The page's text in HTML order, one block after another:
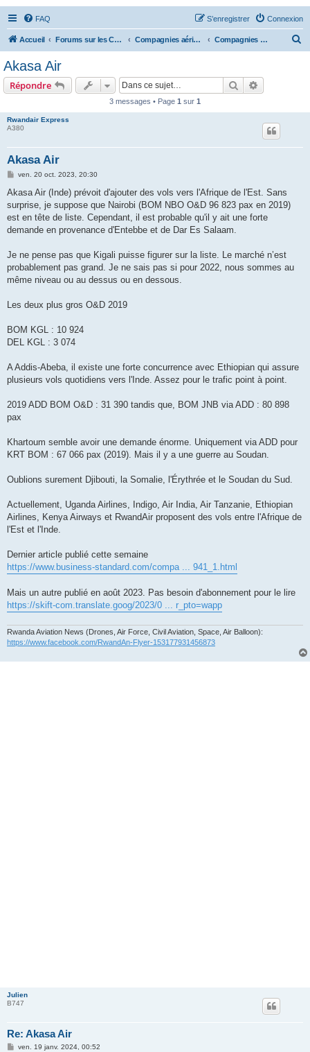
FAQ Connexion
S’enregistrer
Accueil Forums sur les Compagnies Aériennes Compagnies aériennes d'Asie et d'Océanie Compagnies aériennes indiennes
Akasa Air
Répondre Rechercher
3 messages • Page 1 sur 1
Rwandair Express
A380
Akasa Air
M
s
a
g
ven. 20 oct. 2023, 20:30
Akasa Air (Inde) prévoit d'ajouter des vols vers l'Afrique de l'Est. Sans
surprise, je suppose que Nairobi (BOM NBO O&D 96 823 pax en 2019)
est en tête de liste. Cependant, il est probable qu'il y ait une forte
demande en provenance d'Entebbe et de Dar Es Salaam.
Je ne pense pas que Kigali puisse figurer sur la liste. Le marché n’est
probablement pas grand. Je ne sais pas si pour 2022, nous sommes au
même niveau ou au dessus ou en dessous.
Les deux plus gros O&D 2019
BOM KGL : 10 924
DEL KGL : 3 074
A Addis-Abeba, il existe une forte concurrence avec Ethiopian qui assure
plusieurs vols quotidiens vers l'Inde. Assez pour le trafic point à point.
2019 ADD BOM O&D : 31 390 tandis que, BOM JNB via ADD : 80 898
pax
Khartoum semble avoir une demande énorme. Uniquement via ADD pour
KRT BOM : 67 066 pax (2019). Mais il y a une guerre au Soudan.
Oublions surement Djibouti, la Somalie, l'Érythrée et le Soudan du Sud.
Actuellement, Uganda Airlines, Indigo, Air India, Air Tanzanie, Ethiopian
Airlines, Kenya Airways et RwandAir proposent des vols entre l'Afrique de
l'Est et l'Inde.
Dernier article publié cette semaine
https://www.business-standard.com/compa ... 941_1.html
Mais un autre publié en août 2023. Pas besoin d'abonnement pour le lire
https://skift-com.translate.goog/2023/0 ... r_pto=wapp
Rwanda Aviation News (Drones, Air Force, Civil Aviation, Space, Air Balloon):
https://www.facebook.com/RwandAn-Flyer-153177931456873
Julien
B747
Re: Akasa Air
Mven. 19 janv. 2024, 00:52